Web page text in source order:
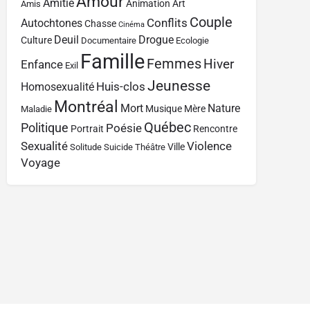
Amis Amitié Animation Art
AutochtonesChasse Cinéma Conflits Couple
Culture Deuil Documentaire Drogue Ecologie
Enfance Exil FamilleFemmesHiver
Homosexualité Huis-clos Jeunesse
Maladie Montréal Mort Musique Mère Nature
Politique Portrait Poésie Québec Rencontre
Sexualité Solitude Suicide Théâtre VilleViolence
Voyage